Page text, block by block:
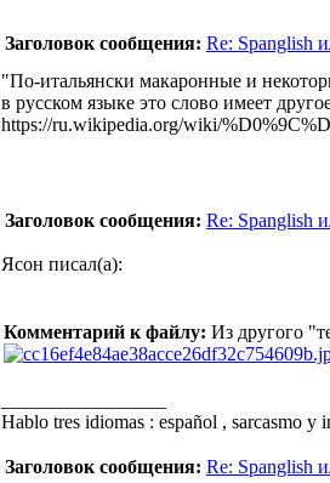
Заголовок сообщения: Re: Spanglish
"По-итальянски макаронные и
в русском языке это слово имеет
https://ru.wikipedia.org/wiki/
Заголовок сообщения: Re: Spanglish
Ясон писал(а):
Комментарий к файлу: Из другого
Hablo tres idiomas : español , sarcasmo y
Заголовок сообщения: Re: Spanglish